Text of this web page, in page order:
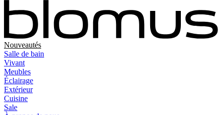
Nouveautés
Salle de bain
Vivant
Meubles
Éclairage
Extérieur
Cuisine
Sale